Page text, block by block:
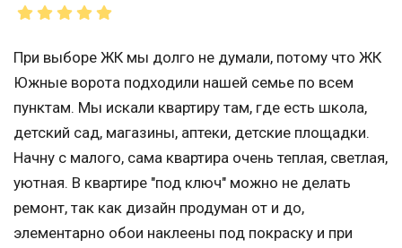
При выборе ЖК мы долго не думали, потому что ЖК
Южные ворота подходили нашей семье по всем
пунктам. Мы искали квартиру там, где есть школа,
детский сад, магазины, аптеки, детские площадки.
Начну с малого, сама квартира очень теплая, светлая,
уютная. В квартире "под ключ" можно не делать
ремонт, так как дизайн продуман от и до,
элементарно обои наклеены под покраску и при